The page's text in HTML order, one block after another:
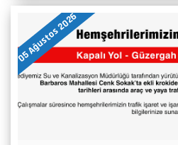
05 Ağustos 2026